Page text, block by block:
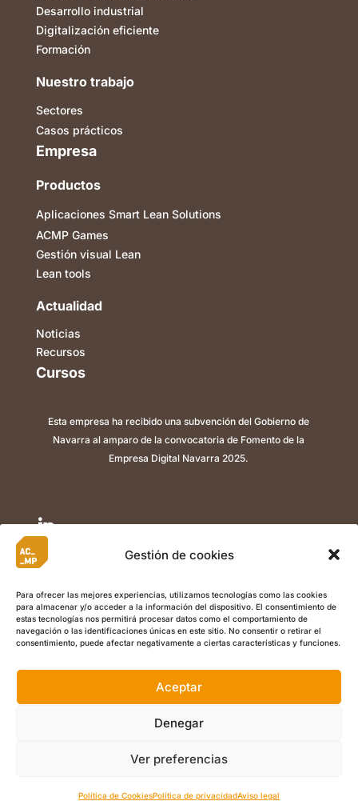
Gestión de cookies
Para ofrecer las mejores experiencias, utilizamos tecnologías como las cookies
para almacenar y/o acceder a la información del dispositivo. El consentimiento de
estas tecnologías nos permitirá procesar datos como el comportamiento de
navegación o las identificaciones únicas en este sitio. No consentir o retirar el
consentimiento, puede afectar negativamente a ciertas características y funciones.
Aceptar
Denegar
Ver preferencias
Política de CookiesPolítica de privacidadAviso legal
Desarrollo industrial
Digitalización eficiente
Formación
Nuestro trabajo
Sectores
Casos prácticos
Empresa
Productos
Aplicaciones Smart Lean Solutions
ACMP Games
Gestión visual Lean
Lean tools
Actualidad
Noticias
Recursos
Cursos
Esta empresa ha recibido una subvención del Gobierno de
Navarra al amparo de la convocatoria de Fomento de la
Empresa Digital Navarra 2025.



I Calle Berriozar 21, Of. 5, , 31013, Ansoáin